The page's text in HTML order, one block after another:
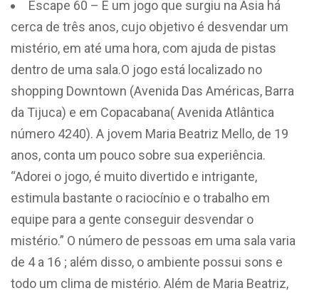
Escape 60 – É um jogo que surgiu na Ásia há
cerca de três anos, cujo objetivo é desvendar um
mistério, em até uma hora, com ajuda de pistas
dentro de uma sala.O jogo está localizado no
shopping Downtown (Avenida Das Américas, Barra
da Tijuca) e em Copacabana( Avenida Atlântica
número 4240). A jovem Maria Beatriz Mello, de 19
anos, conta um pouco sobre sua experiência.
“Adorei o jogo, é muito divertido e intrigante,
estimula bastante o raciocínio e o trabalho em
equipe para a gente conseguir desvendar o
mistério.” O número de pessoas em uma sala varia
de 4 a 16 ; além disso, o ambiente possui sons e
todo um clima de mistério. Além de Maria Beatriz,